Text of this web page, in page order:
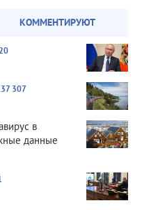
КОММЕНТИРУЮТ
307
в
данные